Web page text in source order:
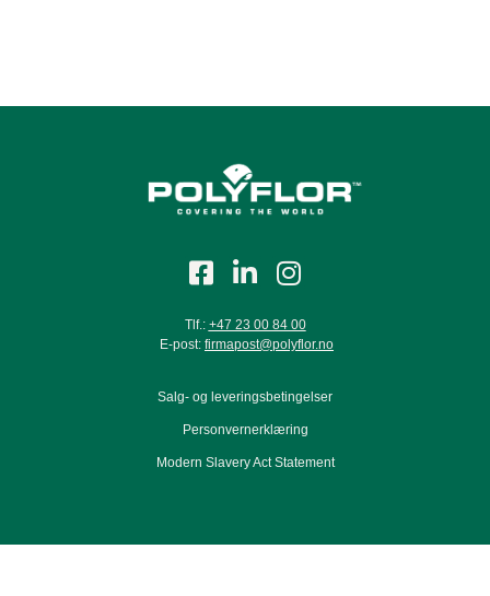
Tlf.: +47 23 00 84 00
E-post: firmapost@polyflor.no
Salg- og leveringsbetingelser
Personvernerklæring
Modern Slavery Act Statement